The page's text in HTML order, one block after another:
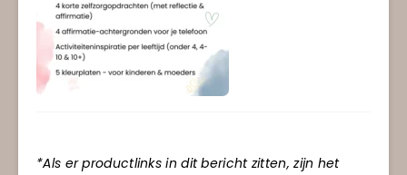
*Als er productlinks in dit bericht zitten, zijn het